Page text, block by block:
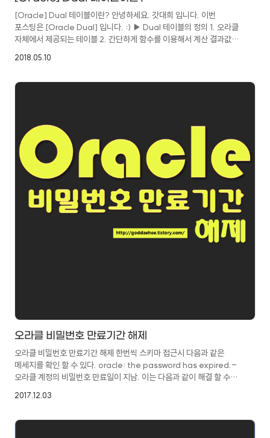
[Oracle] Dual 테이블이란? 안녕하세요. 갓대희 입니다. 이번
포스팅은 [Oracle Dual] 입니다. :) ▶ Dual 테이블의 정의 1. 오라클
자체에서 제공되는 테이블 2. 간단하게 함수를 이용해서 계산 결과값을
테이블 (그림 참조) 4. SYS사용자가 소유하지만 어느 사용자에서 접근
▶ Dual 테이블의 사용용도 - dual 테이블은 사용자가 함수(계산)를
값을 리턴(return)받을 수 있다. ex) ..
2018.05.10
오라클 비밀번호 만료기간 해제
오라클 비밀번호 만료기간 해제 한번씩 스키마 접근시 다음과 같은
메세지를 확인 할 수 있다. oracle: the password has expired.-
오라클 계정의 비밀번호 만료일이 지남. 이는 다음과 같이 해결 할 수
새비밀번호;-만료된 비밀번호 다른 비밀번호로 변경. 2. 보통
sqlplus 실행 2.1 sys계정 접속SQL> connect sys as sysdba-
2017.12.03